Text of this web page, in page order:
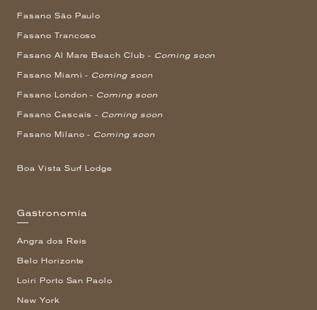
Fasano São Paulo
Fasano Trancoso
Fasano Al Mare Beach Club - Coming soon
Fasano Miami - Coming soon
Fasano London - Coming soon
Fasano Cascais - Coming soon
Fasano Milano - Coming soon
Boa Vista Surf Lodge
Gastronomía
Angra dos Reis
Belo Horizonte
Loiri Porto San Paolo
New York